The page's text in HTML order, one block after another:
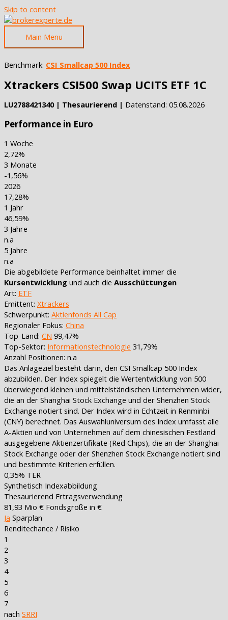
Skip to content
Main Menu
Benchmark: CSI Smallcap 500 Index
Xtrackers CSI500 Swap UCITS ETF 1C
LU2788421340 | Thesaurierend | Datenstand: 05.08.2026
Performance in Euro
1 Woche
2,72%
3 Monate
-1,56%
2026
17,28%
1 Jahr
46,59%
3 Jahre
n.a
5 Jahre
n.a
Die abgebildete Performance beinhaltet immer die
Kursentwicklung und auch die Ausschüttungen
Art: ETF
Emittent: Xtrackers
Schwerpunkt: Aktienfonds All Cap
Regionaler Fokus: China
Top-Land: CN 99,47%
Top-Sektor: Informationstechnologie 31,79%
Anzahl Positionen: n.a
Das Anlageziel besteht darin, den CSI Smallcap 500 Index
abzubilden. Der Index spiegelt die Wertentwicklung von 500
überwiegend kleinen und mittelständischen Unternehmen wider,
die an der Shanghai Stock Exchange und der Shenzhen Stock
Exchange notiert sind. Der Index wird in Echtzeit in Renminbi
(CNY) berechnet. Das Auswahluniversum des Index umfasst alle
A-Aktien und von Unternehmen auf dem chinesischen Festland
ausgegebene Aktienzertifikate (Red Chips), die an der Shanghai
Stock Exchange oder der Shenzhen Stock Exchange notiert sind
und bestimmte Kriterien erfüllen.
0,35% TER
Synthetisch Indexabbildung
Thesaurierend Ertragsverwendung
81,93 Mio € Fondsgröße in €
Ja Sparplan
Renditechance / Risiko
1
2
3
4
5
6
7
nach SRRI